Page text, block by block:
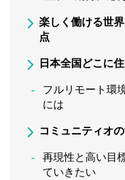
楽しく働ける世
点
日本全国どこに
フルリモート環
には
コミュニティオ
再現性と高い目
ていきたい